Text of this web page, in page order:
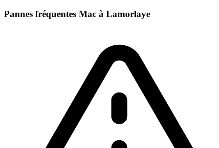
Pannes fréquentes Mac à Lamorlaye